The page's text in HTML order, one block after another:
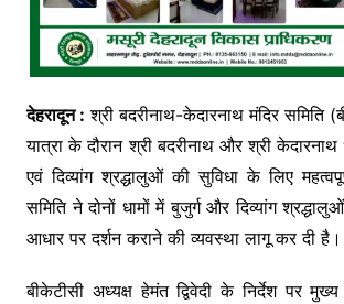
देहरादून : श्री बदरीनाथ-केदारनाथ मंदिर समिति
यात्रा के दौरान श्री बदरीनाथ और श्री
एवं दिव्यांग श्रद्धालुओं की सुविधा के लिए
समिति ने दोनों धामों में बुजुर्ग और दिव्यांग
आधार पर दर्शन कराने की व्यवस्था लागू कर दी है।
बीकेटीसी अध्यक्ष हेमंत द्विवेदी के निर्देश पर मुख्य